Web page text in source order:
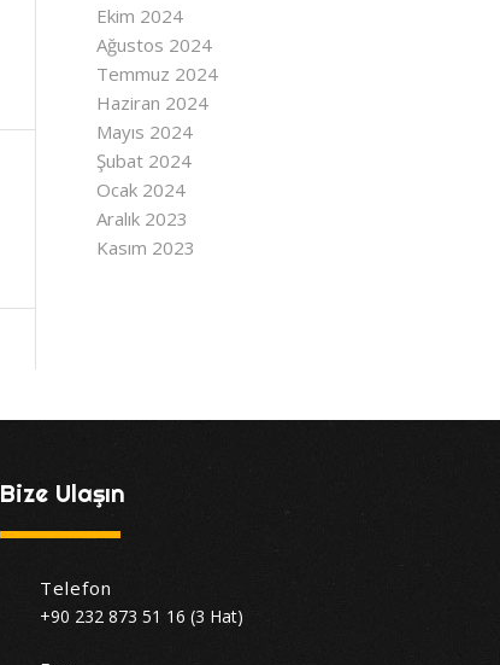
Ekim 2024
Ağustos 2024
Temmuz 2024
Haziran 2024
Mayıs 2024
Şubat 2024
Ocak 2024
Aralık 2023
Kasım 2023
Bize Ulaşın
Telefon
+90 232 873 51 16 (3 Hat)